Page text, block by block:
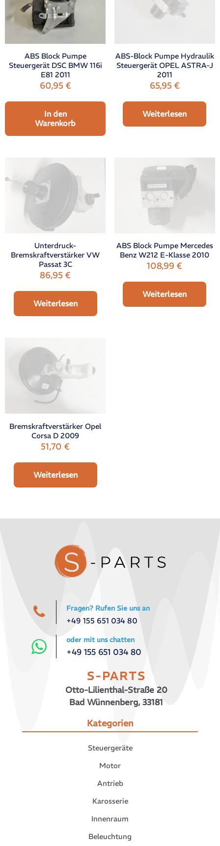
ABS Block Pumpe
Steuergerät DSC BMW 116i
E81 2011
60,95 €
In den
Warenkorb
ABS-Block Pumpe Hydraulik
Steuergerät OPEL ASTRA-J
2011
65,95 €
Weiterlesen
Unterdruck-
Bremskraftverstärker VW
Passat 3C
86,95€
Weiterlesen
ABS Block Pumpe Mercedes
Benz W212 E-Klasse 2010
108,99€
Weiterlesen
Bremskraftverstärker Opel
Corsa D 2009
51,70€
Weiterlesen
Fragen? Rufen Sie uns an
+49 155 651 034 80
oder mit uns chatten
+49 155 651 034 80
S-PARTS
Otto-Lilienthal-Straße 20
Bad Wünnenberg, 33181
Kategorien
Steuergeräte
Motor
Antrieb
Karosserie
Innenraum
Beleuchtung